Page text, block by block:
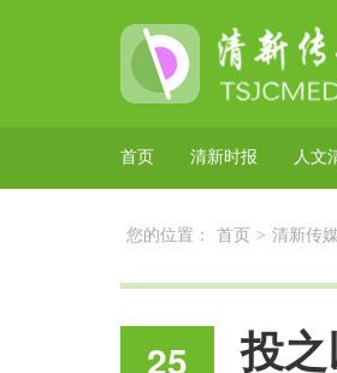
首页 清新时报 人文
您的位置： 首页 > 清新传
25
投